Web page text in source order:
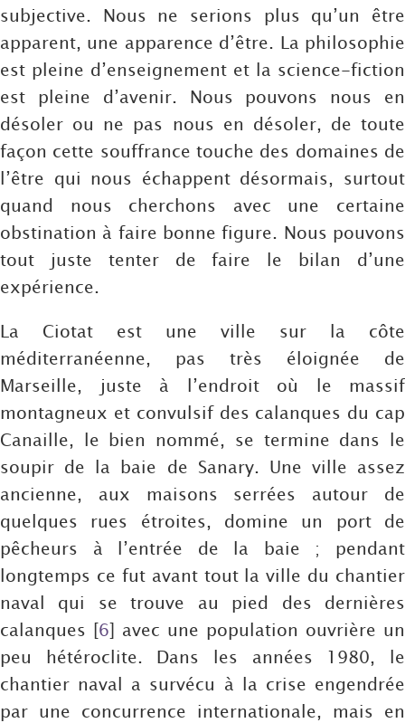
subjective. Nous ne serions plus qu’un être
apparent, une apparence d’être. La philosophie
est pleine d’enseignement et la science-fiction
est pleine d’avenir. Nous pouvons nous en
désoler ou ne pas nous en désoler, de toute
façon cette souffrance touche des domaines de
l’être qui nous échappent désormais, surtout
quand nous cherchons avec une certaine
obstination à faire bonne figure. Nous pouvons
tout juste tenter de faire le bilan d’une
expérience.
La Ciotat est une ville sur la côte
méditerranéenne, pas très éloignée de
Marseille, juste à l’endroit où le massif
montagneux et convulsif des calanques du cap
Canaille, le bien nommé, se termine dans le
soupir de la baie de Sanary. Une ville assez
ancienne, aux maisons serrées autour de
quelques rues étroites, domine un port de
pêcheurs à l’entrée de la baie ; pendant
longtemps ce fut avant tout la ville du chantier
naval qui se trouve au pied des dernières
calanques [6] avec une population ouvrière un
peu hétéroclite. Dans les années 1980, le
chantier naval a survécu à la crise engendrée
par une concurrence internationale, mais en